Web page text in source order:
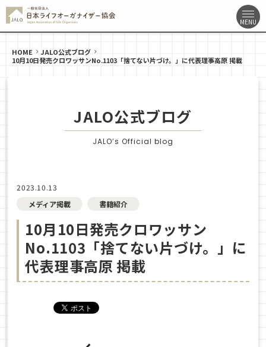
HOME
JALO公式ブログ
10月10日発売クロワッサンNo.1103「捨てない片づけ。」に代表理事高原 掲載
JALO公式ブログ
JALO’s Official blog
2023.10.13
メディア掲載
書籍紹介
10月10日発売クロワッサン
No.1103「捨てない片づけ。」に
代表理事高原 掲載